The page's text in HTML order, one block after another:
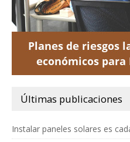
Últimas publicaciones
Instalar paneles solares es